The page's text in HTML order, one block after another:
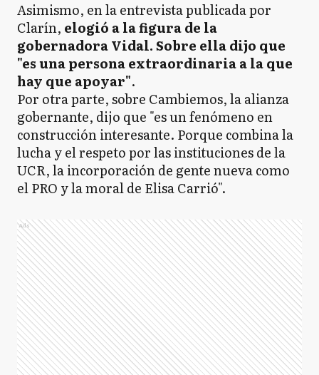
Asimismo, en la entrevista publicada por
Clarín, elogió a la figura de la
gobernadora Vidal. Sobre ella dijo que
"es una persona extraordinaria a la que
hay que apoyar".
Por otra parte, sobre Cambiemos, la alianza
gobernante, dijo que "es un fenómeno en
construcción interesante. Porque combina la
lucha y el respeto por las instituciones de la
UCR, la incorporación de gente nueva como
el PRO y la moral de Elisa Carrió".
Ads